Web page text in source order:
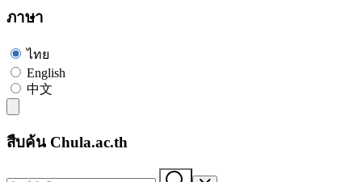
ภาษา
ไทย
English
中文
สืบค้น Chula.ac.th